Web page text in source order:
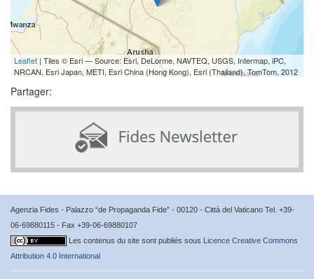
Leaflet | Tiles © Esri — Source: Esri, DeLorme, NAVTEQ, USGS, Intermap, iPC,
NRCAN, Esri Japan, METI, Esri China (Hong Kong), Esri (Thailand), TomTom, 2012
Partager:
Agenzia Fides - Palazzo “de Propaganda Fide” - 00120 - Città del Vaticano Tel. +39-
06-69880115 - Fax +39-06-69880107
Les contenus du site sont publiés sous Licence Creative Commons
Attribution 4.0 International